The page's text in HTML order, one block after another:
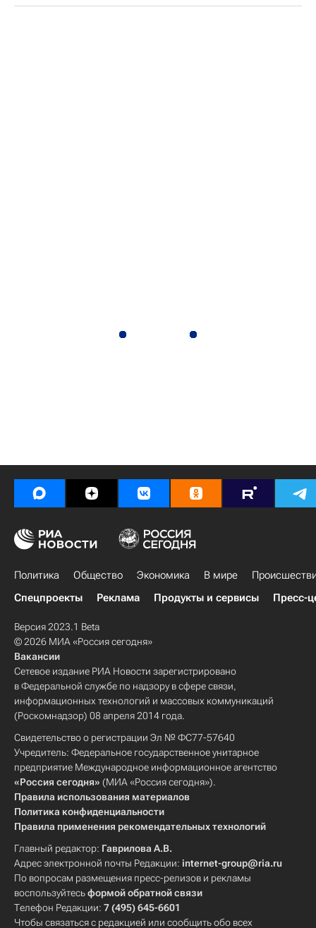
Политика Общество Экономика В мире
Спецпроекты
Реклама Продукты и сервисы Пресс-
Версия 2023.1 Beta
© 2026 МИА «Россия сегодня»
Вакансии
Сетевое издание РИА Новости зарегистрировано
в Федеральной службе по надзору в сфере связи,
информационных технологий и массовых коммуникаций
(Роскомнадзор) 08 апреля 2014 года.
Свидетельство о регистрации Эл № ФС77-57640
Учредитель: Федеральное государственное унитарное
предприятие Международное информационное агентство
«Россия сегодня» (МИА «Россия сегодня»).
Правила использования материалов
Политика конфиденциальности
Правила применения рекомендательных технологий
Главный редактор: Гаврилова А.В.
Адрес электронной почты Редакции: internet-group@ria.ru
По вопросам размещения пресс-релизов и рекламы
воспользуйтесьформой обратной связи
Телефон Редакции: 7 (495) 645-6601
Чтобы связаться с редакцией или сообщить обо всех